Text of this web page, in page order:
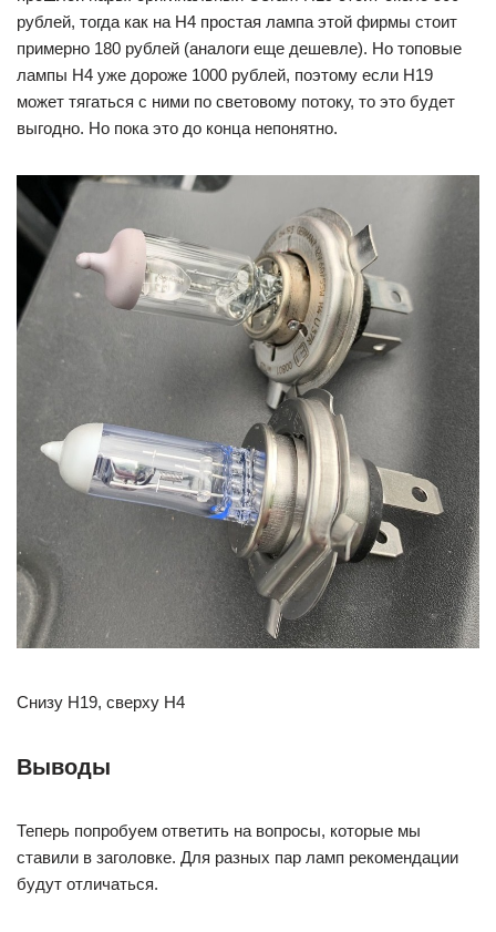
рублей, тогда как на H4 простая лампа этой фирмы стоит
примерно 180 рублей (аналоги еще дешевле). Но топовые
лампы H4 уже дороже 1000 рублей, поэтому если H19
может тягаться с ними по световому потоку, то это будет
выгодно. Но пока это до конца непонятно.
Снизу H19, сверху H4
Выводы
Теперь попробуем ответить на вопросы, которые мы
ставили в заголовке. Для разных пар ламп рекомендации
будут отличаться.